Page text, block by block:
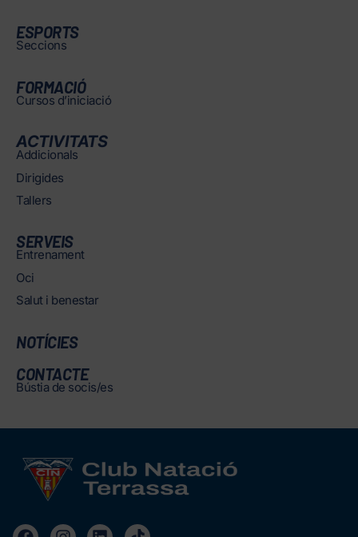
ESPORTS
Seccions
FORMACIÓ
Cursos d’iniciació
ACTIVITATS
Addicionals
Dirigides
Tallers
SERVEIS
Entrenament
Oci
Salut i benestar
NOTÍCIES
CONTACTE
Bústia de socis/es